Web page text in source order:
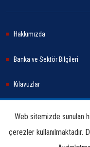
Hakkımızda
Banka ve Sektör Bilgileri
Kılavuzlar
Araştırma ve Yayınlar
Web sitemizde sunulan
çerezler kullanılmaktadır.